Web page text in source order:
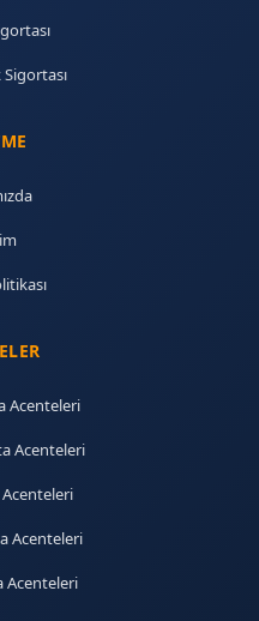
Acenteleri
Acenteleri
Acenteleri
Acenteleri